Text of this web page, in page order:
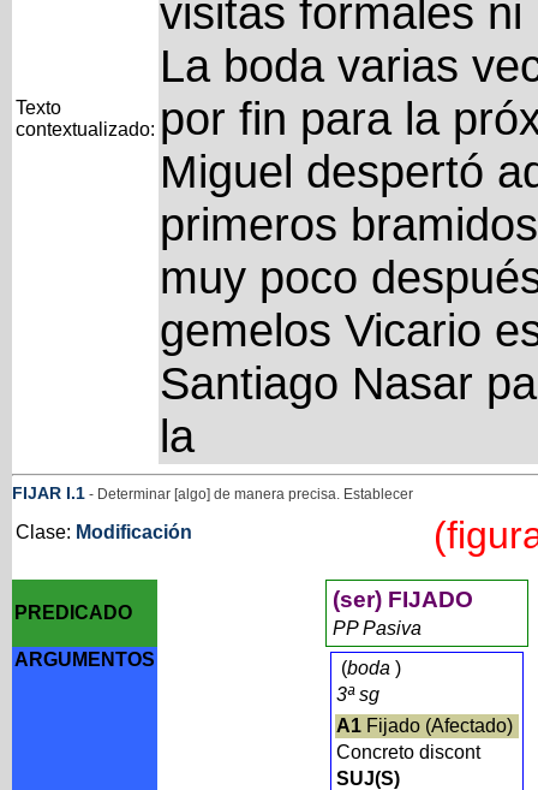
Texto
contextualizado:
visitas formales
La boda varias
por fin para la
Miguel despertó
primeros
muy poco
gemelos Vicario
Santiago Nasar
la
FIJAR I.1- Determinar [algo] de manera precisa. Establecer
Clase: Modificación
PREDICADO
(ser) FIJADO
PP Pasiva
ARGUMENTOS
(boda )
3ª sg
A1Fijado (Afectado)
Concreto discont
SUJ(S)